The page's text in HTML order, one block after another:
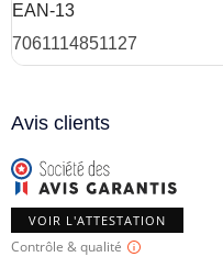
EAN-13
7061114851127
Avis clients
VOIR L'ATTESTATION
Contrôle & qualité